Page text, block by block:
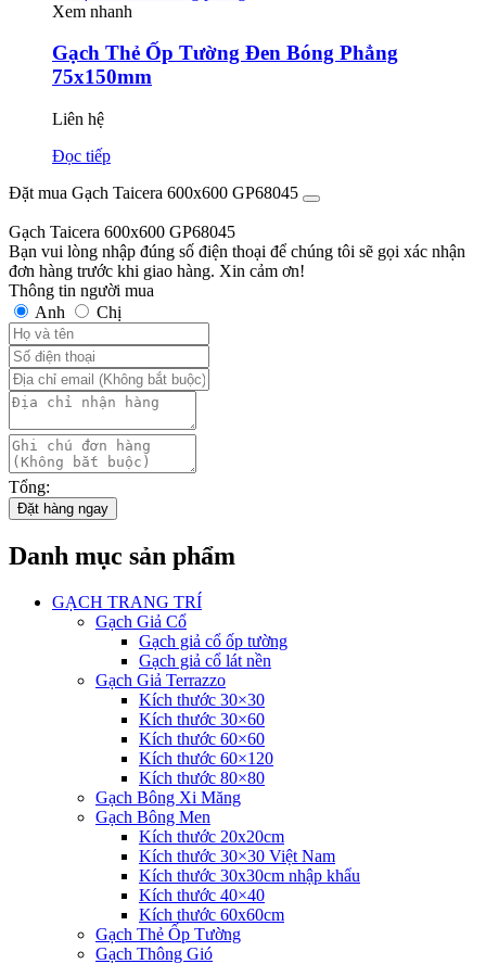
Xem nhanh
Gạch Thẻ Ốp Tường Đen Bóng Phẳng
75x150mm
Liên hệ
Đọc tiếp
Đặt mua Gạch Taicera 600x600 GP68045
Gạch Taicera 600x600 GP68045
Bạn vui lòng nhập đúng số điện thoại để chúng tôi sẽ gọi xác nhận
đơn hàng trước khi giao hàng. Xin cảm ơn!
Thông tin người mua
Anh
Chị
Tổng:
Đặt hàng ngay
Danh mục sản phẩm
GẠCH TRANG TRÍ
Gạch Giả Cổ
Gạch giả cổ ốp tường
Gạch giả cổ lát nền
Gạch Giả Terrazzo
Kích thước 30×30
Kích thước 30×60
Kích thước 60×60
Kích thước 60×120
Kích thước 80×80
Gạch Bông Xi Măng
Gạch Bông Men
Kích thước 20x20cm
Kích thước 30×30 Việt Nam
Kích thước 30x30cm nhập khẩu
Kích thước 40×40
Kích thước 60x60cm
Gạch Thẻ Ốp Tường
Gạch Thông Gió